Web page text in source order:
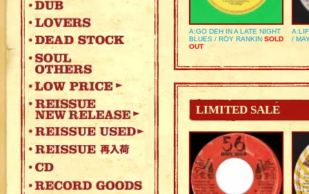
A:GO DEH IN A LATE NIGHT
BLUES / ROY RANKIN SOLD
OUT
/
LIMITED SALE